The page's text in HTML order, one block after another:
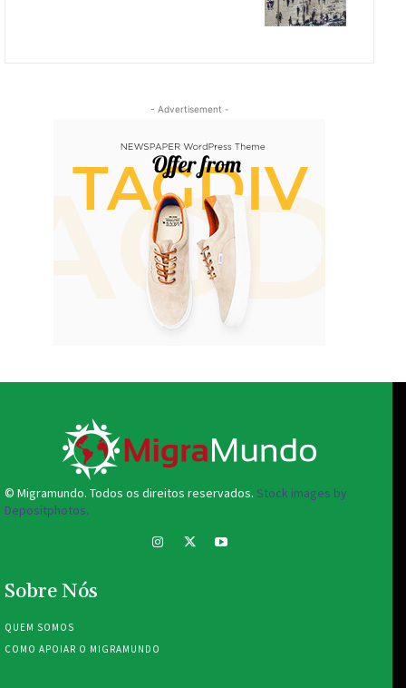
- Advertisement -
© Migramundo. Todos os direitos reservados. Stock images by
Depositphotos.
Sobre Nós
QUEM SOMOS
COMO APOIAR O MIGRAMUNDO